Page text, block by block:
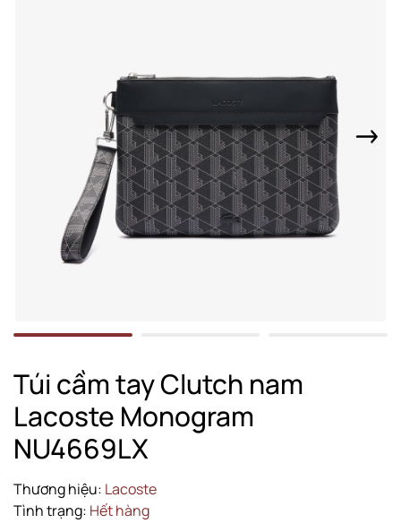
Túi cầm tay Clutch nam
Lacoste Monogram
NU4669LX
Thương hiệu: Lacoste
Tình trạng: Hết hàng